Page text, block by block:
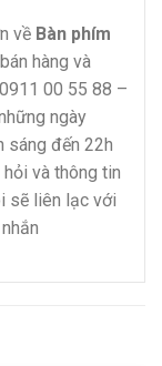
về Bàn phím
hàng và
00 55 88 –
ngày
sáng đến 22h
và thông tin
sẽ liên lạc với